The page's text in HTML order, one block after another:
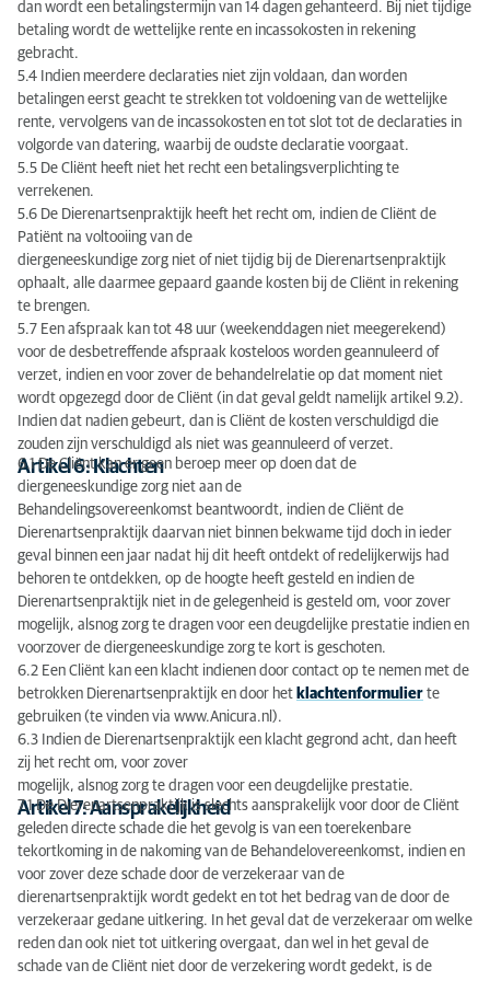
dan wordt een betalingstermijn van 14 dagen gehanteerd. Bij niet tijdige
betaling wordt de wettelijke rente en incassokosten in rekening
gebracht.
5.4 Indien meerdere declaraties niet zijn voldaan, dan worden
betalingen eerst geacht te strekken tot voldoening van de wettelijke
rente, vervolgens van de incassokosten en tot slot tot de declaraties in
volgorde van datering, waarbij de oudste declaratie voorgaat.
5.5 De Cliënt heeft niet het recht een betalingsverplichting te
verrekenen.
5.6 De Dierenartsenpraktijk heeft het recht om, indien de Cliënt de
Patiënt na voltooiing van de
diergeneeskundige zorg niet of niet tijdig bij de Dierenartsenpraktijk
ophaalt, alle daarmee gepaard gaande kosten bij de Cliënt in rekening
te brengen.
5.7 Een afspraak kan tot 48 uur (weekenddagen niet meegerekend)
voor de desbetreffende afspraak kosteloos worden geannuleerd of
verzet, indien en voor zover de behandelrelatie op dat moment niet
wordt opgezegd door de Cliënt (in dat geval geldt namelijk artikel 9.2).
Indien dat nadien gebeurt, dan is Cliënt de kosten verschuldigd die
zouden zijn verschuldigd als niet was geannuleerd of verzet.
Artikel 6: Klachten
6.1 De Cliënt kan er geen beroep meer op doen dat de
diergeneeskundige zorg niet aan de
Behandelingsovereenkomst beantwoordt, indien de Cliënt de
Dierenartsenpraktijk daarvan niet binnen bekwame tijd doch in ieder
geval binnen een jaar nadat hij dit heeft ontdekt of redelijkerwijs had
behoren te ontdekken, op de hoogte heeft gesteld en indien de
Dierenartsenpraktijk niet in de gelegenheid is gesteld om, voor zover
mogelijk, alsnog zorg te dragen voor een deugdelijke prestatie indien en
voorzover de diergeneeskundige zorg te kort is geschoten.
6.2 Een Cliënt kan een klacht indienen door contact op te nemen met de
betrokken Dierenartsenpraktijk en door het klachtenformulier te
gebruiken (te vinden via www.Anicura.nl).
6.3 Indien de Dierenartsenpraktijk een klacht gegrond acht, dan heeft
zij het recht om, voor zover
mogelijk, alsnog zorg te dragen voor een deugdelijke prestatie.
Artikel 7: Aansprakelijkheid
7.1 De Dierenartsenpraktijk is slechts aansprakelijk voor door de Cliënt
geleden directe schade die het gevolg is van een toerekenbare
tekortkoming in de nakoming van de Behandelovereenkomst, indien en
voor zover deze schade door de verzekeraar van de
dierenartsenpraktijk wordt gedekt en tot het bedrag van de door de
verzekeraar gedane uitkering. In het geval dat de verzekeraar om welke
reden dan ook niet tot uitkering overgaat, dan wel in het geval de
schade van de Cliënt niet door de verzekering wordt gedekt, is de